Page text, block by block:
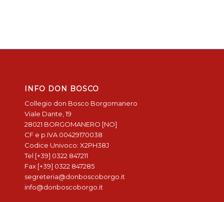
INFO DON BOSCO
Collegio don Bosco Borgomanero
Viale Dante, 19
28021 BORGOMANERO [NO]
CF e p.IVA 00429170038
Codice Univoco: X2PH38J
Tel [+39] 0322 847211
Fax [+39] 0322 847285
segreteria@donboscoborgo.it
info@donboscoborgo.it